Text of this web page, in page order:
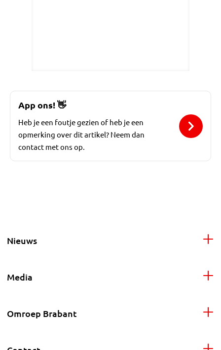
App ons!👋
Heb je een foutje gezien of heb je een
opmerking over dit artikel? Neem dan
contact met ons op.
Nieuws
Media
Omroep Brabant